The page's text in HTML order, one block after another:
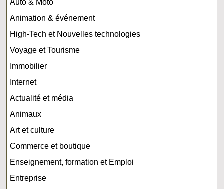
Animation & événement
High-Tech et Nouvelles technologies
Voyage et Tourisme
Immobilier
Internet
Actualité et média
Animaux
Art et culture
Commerce et boutique
Enseignement, formation et Emploi
Entreprise